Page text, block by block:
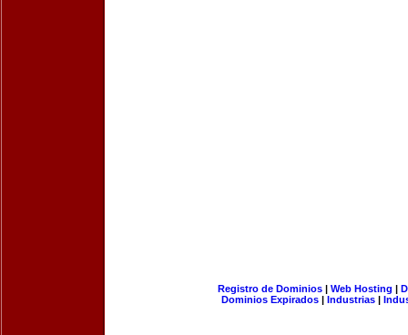
Registro de Dominios| Web Hosting |
Dominios Expirados | Industrias |